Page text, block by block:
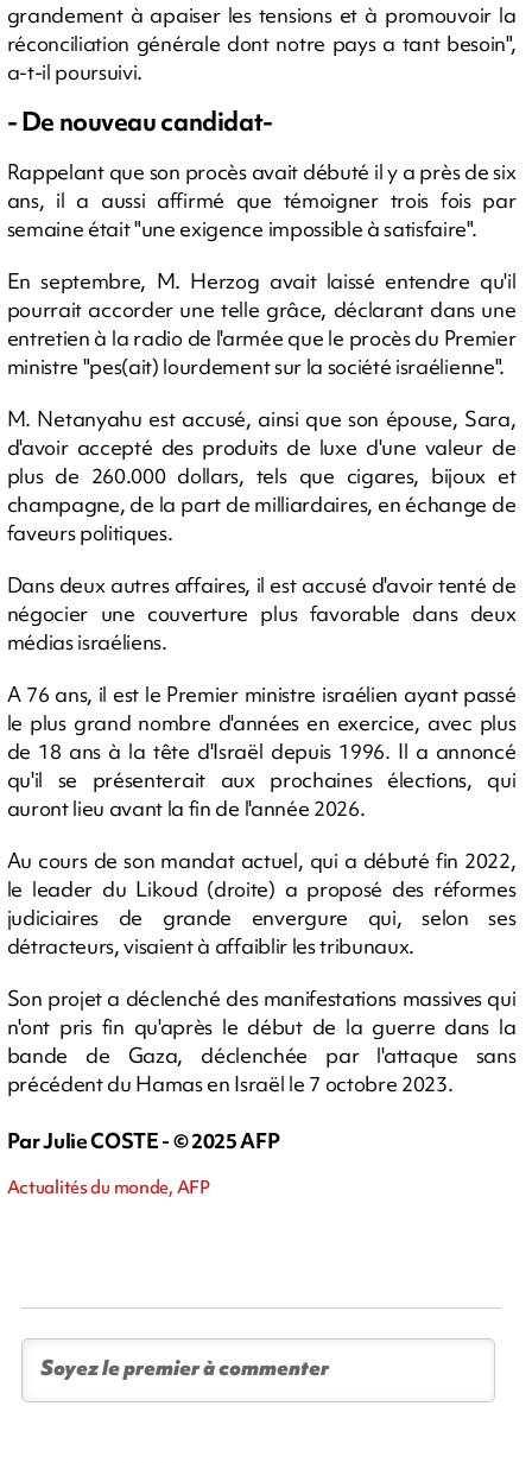
grandement à apaiser les tensions et à promouvoir la
réconciliation générale dont notre pays a tant besoin",
a-t-il poursuivi.
- De nouveau candidat-
Rappelant que son procès avait débuté il y a près de six
ans, il a aussi affirmé que témoigner trois fois par
semaine était "une exigence impossible à satisfaire".
En septembre, M. Herzog avait laissé entendre qu'il
pourrait accorder une telle grâce, déclarant dans une
entretien à la radio de l'armée que le procès du Premier
ministre "pes(ait) lourdement sur la société israélienne".
M. Netanyahu est accusé, ainsi que son épouse, Sara,
d'avoir accepté des produits de luxe d'une valeur de
plus de 260.000 dollars, tels que cigares, bijoux et
champagne, de la part de milliardaires, en échange de
faveurs politiques.
Dans deux autres affaires, il est accusé d'avoir tenté de
négocier une couverture plus favorable dans deux
médias israéliens.
A 76 ans, il est le Premier ministre israélien ayant passé
le plus grand nombre d'années en exercice, avec plus
de 18 ans à la tête d'Israël depuis 1996. Il a annoncé
qu'il se présenterait aux prochaines élections, qui
auront lieu avant la fin de l'année 2026.
Au cours de son mandat actuel, qui a débuté fin 2022,
le leader du Likoud (droite) a proposé des réformes
judiciaires de grande envergure qui, selon ses
détracteurs, visaient à affaiblir les tribunaux.
Son projet a déclenché des manifestations massives qui
n'ont pris fin qu'après le début de la guerre dans la
bande de Gaza, déclenchée par l'attaque sans
précédent du Hamas en Israël le 7 octobre 2023.
Par Julie COSTE - © 2025 AFP
Actualités du monde, AFP